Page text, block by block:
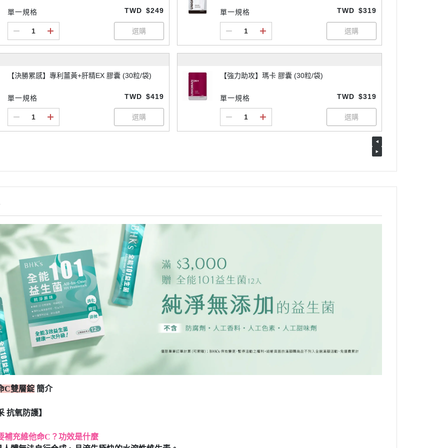
單一規格 TWD $249 單一規格 TWD $319
【決勝累感】專利薑黃+肝精EX 膠囊 (30粒/袋)
單一規格 TWD $419
【強力助攻】瑪卡 膠囊 (30粒/袋)
單一規格 TWD $319
C雙層錠 簡介
抗氧防護】
補充維他命C？功效是什麼